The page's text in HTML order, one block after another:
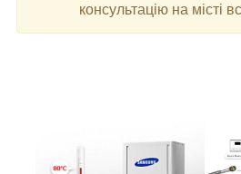
консультацію на місті